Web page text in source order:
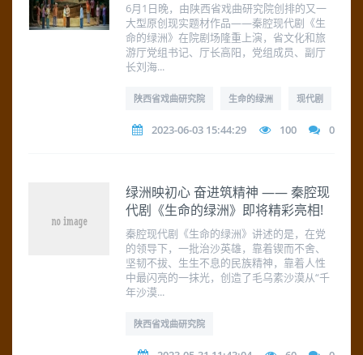
6月1日晚，由陕西省戏曲研究院创排的又一
大型原创现实题材作品——秦腔现代剧《生
命的绿洲》在院剧场隆重上演，省文化和旅
游厅党组书记、厅长高阳，党组成员、副厅
长刘海...
陕西省戏曲研究院 生命的绿洲 现代剧
2023-06-03 15:44:29 100 0
绿洲映初心 奋进筑精神 —— 秦腔现
代剧《生命的绿洲》即将精彩亮相!
秦腔现代剧《生命的绿洲》讲述的是，在党
的领导下，一批治沙英雄，靠着锲而不舍、
坚韧不拔、生生不息的民族精神，靠着人性
中最闪亮的一抹光，创造了毛乌素沙漠从“千
年沙漠...
陕西省戏曲研究院